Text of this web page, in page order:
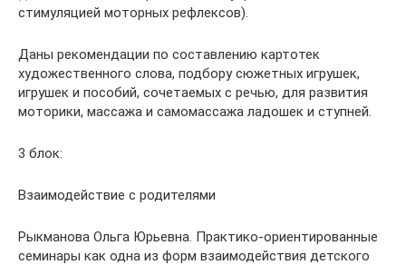
стимуляцией моторных рефлексов).
Даны рекомендации по составлению картотек
художественного слова, подбору сюжетных игрушек,
игрушек и пособий, сочетаемых с речью, для развития
моторики, массажа и самомассажа ладошек и ступней.
3 блок:
Взаимодействие с родителями
Рыкманова Ольга Юрьевна. Практико-ориентированные
семинары как одна из форм взаимодействия детского